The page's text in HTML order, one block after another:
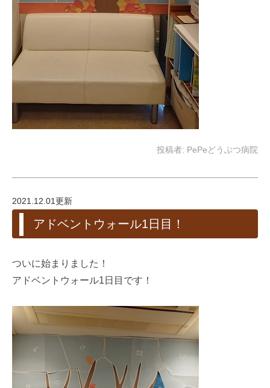
投稿者: PePeどうぶつ病院
2021.12.01更新
アドベントウォール1日目！
ついに始まりました！
アドベントウォール1日目です！